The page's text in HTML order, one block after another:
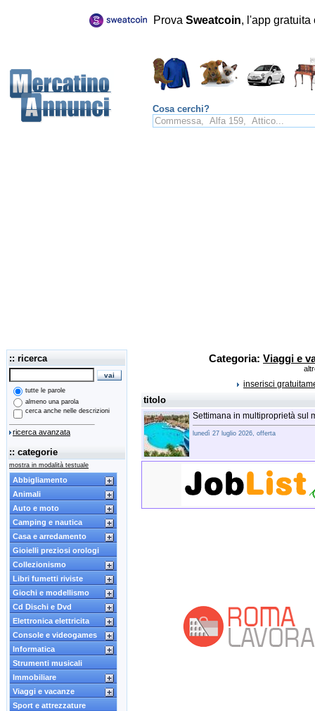
Prova Sweatcoin, l'app
Cosa cerchi?
:: ricerca
tutte le parole
almeno una parola
cerca anche nelle descrizioni
ricerca avanzata
:: categorie
mostra in modalità testuale
Abbigliamento
Animali
Auto e moto
Camping e nautica
Casa e arredamento
Gioielli preziosi orologi
Collezionismo
Libri fumetti riviste
Giochi e modellismo
Cd Dischi e Dvd
Elettronica elettricita
Console e videogames
Informatica
Strumenti musicali
Immobiliare
Viaggi e vacanze
Sport e attrezzature
Categoria: Viaggi e
inserisci
titolo
Settimana in multiproprietà sul
lunedì 27 luglio 2026, offerta